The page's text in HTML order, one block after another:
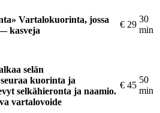
Vartalokuorinta, jossa
kasveja
€ 29
30
min
selän
kuorinta ja
selkähieronta ja naamio.
vartalovoide
€ 45
50
min